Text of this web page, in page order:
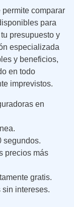
comparar
para
presupuesto y
especializada
y beneficios,
en todo
imprevistos.
en
segundos.
precios más
gratis.
sin intereses.